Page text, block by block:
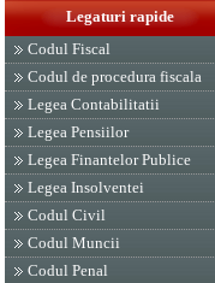
Legaturi rapide
Codul Fiscal
Codul de procedura fiscala
Legea Contabilitatii
Legea Pensiilor
Legea Finantelor Publice
Legea Insolventei
Codul Civil
Codul Muncii
Codul Penal